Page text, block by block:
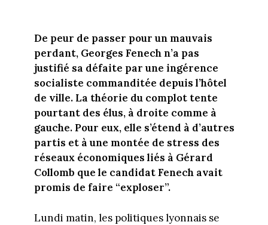
De peur de passer pour un mauvais
perdant, Georges Fenech n’a pas
justifié sa défaite par une ingérence
socialiste commanditée depuis l’hôtel
de ville. La théorie du complot tente
pourtant des élus, à droite comme à
gauche. Pour eux, elle s’étend à d’autres
partis et à une montée de stress des
réseaux économiques liés à Gérard
Collomb que le candidat Fenech avait
promis de faire “exploser”.
Lundi matin, les politiques lyonnais se